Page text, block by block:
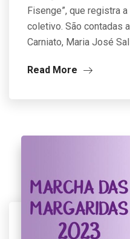
Fisenge”, que registra
coletivo. São contadas
Carniato, Maria José
Read More